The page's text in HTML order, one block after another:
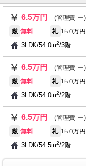
6.5万円
(管理費 ー)
敷 無料 礼 15.0万円
3LDK/54.0m2/3階
6.5万円
(管理費 ー)
敷 無料 礼 15.0万円
3LDK/54.0m2/2階
6.5万円
(管理費 ー)
敷 無料 礼 15.0万円
3LDK/54.5m2/2階